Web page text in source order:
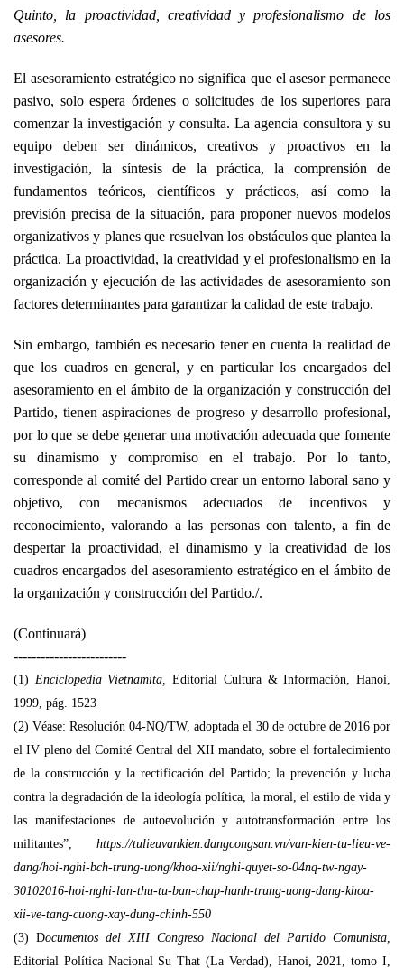
Quinto, la proactividad, creatividad y profesionalismo de los
asesores.
El asesoramiento estratégico no significa que el asesor permanece
pasivo, solo espera órdenes o solicitudes de los superiores para
comenzar la investigación y consulta. La agencia consultora y su
equipo deben ser dinámicos, creativos y proactivos en la
investigación, la síntesis de la práctica, la comprensión de
fundamentos teóricos, científicos y prácticos, así como la
previsión precisa de la situación, para proponer nuevos modelos
organizativos y planes que resuelvan los obstáculos que plantea la
práctica. La proactividad, la creatividad y el profesionalismo en la
organización y ejecución de las actividades de asesoramiento son
factores determinantes para garantizar la calidad de este trabajo.
Sin embargo, también es necesario tener en cuenta la realidad de
que los cuadros en general, y en particular los encargados del
asesoramiento en el ámbito de la organización y construcción del
Partido, tienen aspiraciones de progreso y desarrollo profesional,
por lo que se debe generar una motivación adecuada que fomente
su dinamismo y compromiso en el trabajo. Por lo tanto,
corresponde al comité del Partido crear un entorno laboral sano y
objetivo, con mecanismos adecuados de incentivos y
reconocimiento, valorando a las personas con talento, a fin de
despertar la proactividad, el dinamismo y la creatividad de los
cuadros encargados del asesoramiento estratégico en el ámbito de
la organización y construcción del Partido./.
(Continuará)
-------------------------
(1) Enciclopedia Vietnamita, Editorial Cultura & Información, Hanoi,
1999, pág. 1523
(2) Véase: Resolución 04-NQ/TW, adoptada el 30 de octubre de 2016 por
el IV pleno del Comité Central del XII mandato, sobre el fortalecimiento
de la construcción y la rectificación del Partido; la prevención y lucha
contra la degradación de la ideología política, la moral, el estilo de vida y
las manifestaciones de autoevolución y autotransformación entre los
militantes”, https://tulieuvankien.dangcongsan.vn/van-kien-tu-lieu-ve-
dang/hoi-nghi-bch-trung-uong/khoa-xii/nghi-quyet-so-04nq-tw-ngay-
30102016-hoi-nghi-lan-thu-tu-ban-chap-hanh-trung-uong-dang-khoa-
xii-ve-tang-cuong-xay-dung-chinh-550
(3) Documentos del XIII Congreso Nacional del Partido Comunista,
Editorial Política Nacional Su That (La Verdad), Hanoi, 2021, tomo I,